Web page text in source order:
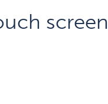
screen